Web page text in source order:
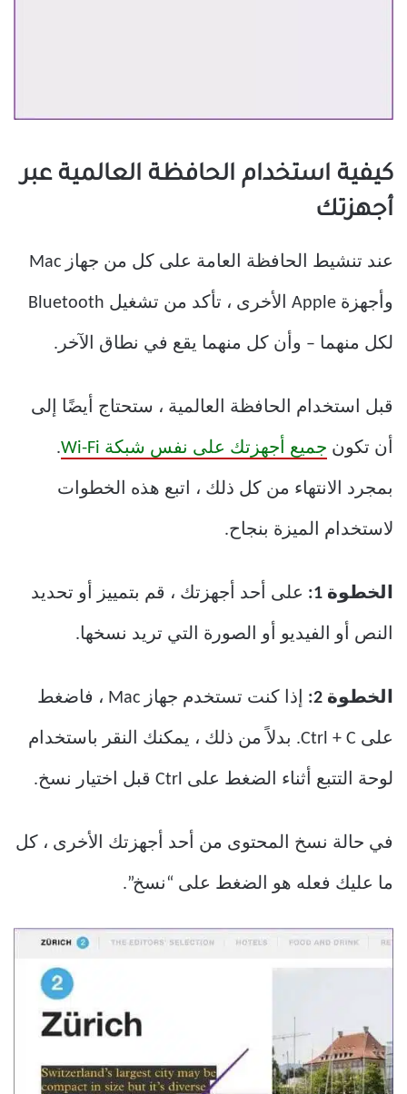
كيفية استخدام الحافظة العالمية عبر
أجهزتك
عند تنشيط الحافظة العامة على كل من جهاز Mac
وأجهزة Apple الأخرى ، تأكد من تشغيل Bluetooth
لكل منهما – وأن كل منهما يقع في نطاق الآخر.
قبل استخدام الحافظة العالمية ، ستحتاج أيضًا إلى
أن تكون جميع أجهزتك على نفس شبكة Wi-Fi .
بمجرد الانتهاء من كل ذلك ، اتبع هذه الخطوات
لاستخدام الميزة بنجاح.
الخطوة 1: على أحد أجهزتك ، قم بتمييز أو تحديد
النص أو الفيديو أو الصورة التي تريد نسخها.
الخطوة 2: إذا كنت تستخدم جهاز Mac ، فاضغط
على Ctrl + C. بدلاً من ذلك ، يمكنك النقر باستخدام
لوحة التتبع أثناء الضغط على Ctrl قبل اختيار نسخ.
في حالة نسخ المحتوى من أحد أجهزتك الأخرى ، كل
ما عليك فعله هو الضغط على “نسخ”.